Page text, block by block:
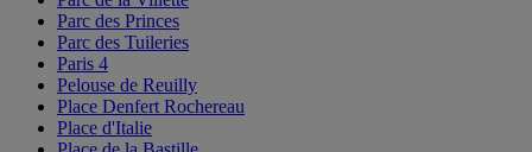
Parc des Princes
Parc des Tuileries
Paris 4
Pelouse de Reuilly
Place Denfert Rochereau
Place d'Italie